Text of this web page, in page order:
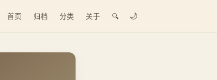
首页 归档 分类 关于 🔍 🌙